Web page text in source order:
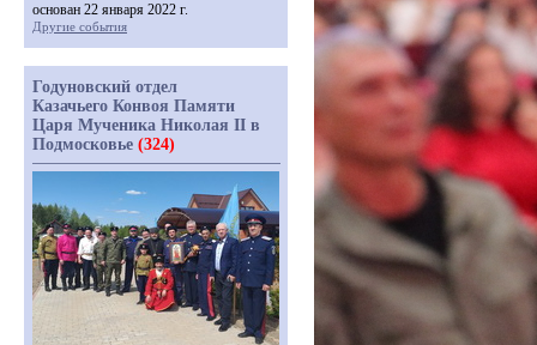
основан 22 января 2022 г.
Другие события
Годуновский отдел
Казачьего Конвоя Памяти
Царя Мученика Николая II в
Подмосковье (324)